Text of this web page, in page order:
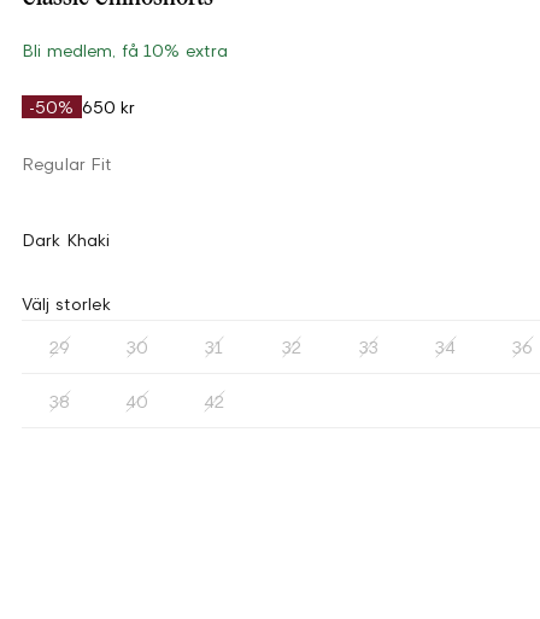
Bli medlem, få 10% extra
-50% 650 kr
Regular Fit
Dark Khaki
Välj storlek
29 30 31 32 33 34 36
38 40 42